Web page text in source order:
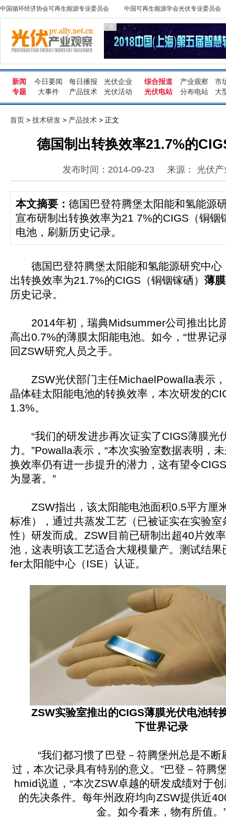
中国循环经济协会可再生能源专业委员会 中国可再生能源学会光伏专业委员会
广告
新闻 今日要闻 每日播报 光伏企业 综合报道 产业观察
市
专题
大事件 产品技术 光伏活动 光伏电站 分布电站 大
首页 > 技术研发 > 产品技术 > 正文
德国制出转换效率21.7%的
发布时间：2014-09-23 来源： 光伏
本文摘要： 德国巴登符腾堡太阳能和氢能源
宣布研制出转换效率为21 7%的CIGS（铜铟
电池，刷新历史记录。
德国巴登符腾堡太阳能和氢能源研究中心
出转换效率为21.7%的CIGS（铜铟镓硒） 薄膜
历史记录。
2014年初，瑞典Midsummer公司推出比
高出0.7%的薄膜太阳能电池。如今，“世界记
回ZSW研究人员之手。
ZSW光伏部门主任MichaelPowalla表示，
晶体硅太阳能电池的转换效率，本次研发的
1.3%。
“我们的研发进步再次证实了CIGS薄膜光
力。”Powalla表示，“本次实验室数据表明，
换效率仍有进一步提升的潜力，这有望令
为显著。”
ZSW指出，该太阳能电池面积0.5平方厘
标准），通过共蒸发工艺（已被证实在实验室
性）研发而成。ZSW目前已研制出超40片效
池，这表明该工艺适合大规模量产。测试结
fer太阳能中心（ISE）认证。
ZSW实验室推出的CIGS薄膜光伏电池转
下世界记录
“我们都习惯了巴登－符腾堡州总是不断
过，本次记录具有特别的意义。”巴登－符腾
hmid说道，“本次ZSW卓越的研发成绩对于
的先决条件。每年州政府均向ZSW提供近
金。如今看来，物有所值。